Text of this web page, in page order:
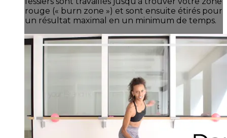
rouge (« burn zone ») et sont ensuite étirés pour
un résultat maximal en un minimum de temps.